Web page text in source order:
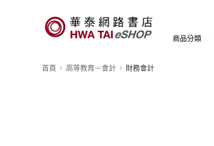
商品分類
首頁 高等教育－會計 財務會計